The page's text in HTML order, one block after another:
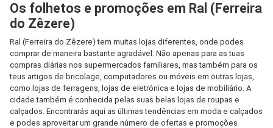
Os folhetos e promoções em Ral (Ferreira
do Zêzere)
Ral (Ferreira do Zêzere) tem muitas lojas diferentes, onde podes
comprar de maneira bastante agradável. Não apenas para as tuas
compras diárias nos supermercados familiares, mas também para os
teus artigos de bricolage, computadores ou móveis em outras lojas,
como lojas de ferragens, lojas de eletrónica e lojas de mobiliário. A
cidade também é conhecida pelas suas belas lojas de roupas e
calçados. Encontrarás aqui as últimas tendências em moda e calçados
e podes aproveitar um grande número de ofertas e promoções